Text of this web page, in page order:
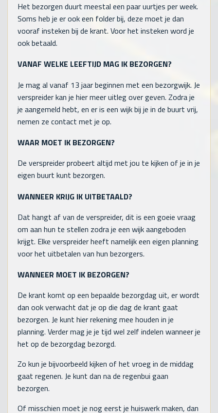
Het bezorgen duurt meestal een paar uurtjes per week.
Soms heb je er ook een folder bij, deze moet je dan
vooraf insteken bij de krant. Voor het insteken word je
ook betaald.
VANAF WELKE LEEFTIJD MAG IK BEZORGEN?
Je mag al vanaf 13 jaar beginnen met een bezorgwijk. Je
verspreider kan je hier meer uitleg over geven. Zodra je
je aangemeld hebt, en er is een wijk bij je in de buurt vrij,
nemen ze contact met je op.
WAAR MOET IK BEZORGEN?
De verspreider probeert altijd met jou te kijken of je in je
eigen buurt kunt bezorgen.
WANNEER KRIJG IK UITBETAALD?
Dat hangt af van de verspreider, dit is een goeie vraag
om aan hun te stellen zodra je een wijk aangeboden
krijgt. Elke verspreider heeft namelijk een eigen planning
voor het uitbetalen van hun bezorgers.
WANNEER MOET IK BEZORGEN?
De krant komt op een bepaalde bezorgdag uit, er wordt
dan ook verwacht dat je op die dag de krant gaat
bezorgen. Je kunt hier rekening mee houden in je
planning. Verder mag je je tijd wel zelf indelen wanneer je
het op de bezorgdag bezorgd.
Zo kun je bijvoorbeeld kijken of het vroeg in de middag
gaat regenen. Je kunt dan na de regenbui gaan
bezorgen.
Of misschien moet je nog eerst je huiswerk maken, dan